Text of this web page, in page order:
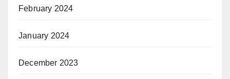
February 2024
January 2024
December 2023